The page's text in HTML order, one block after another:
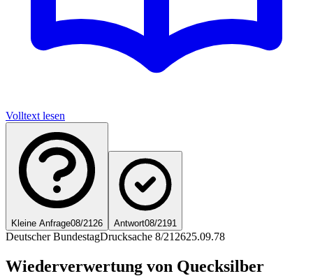
Volltext lesen
Kleine Anfrage08/2126 Antwort08/2191
Deutscher BundestagDrucksache 8/212625.09.78
Wiederverwertung von Quecksilber